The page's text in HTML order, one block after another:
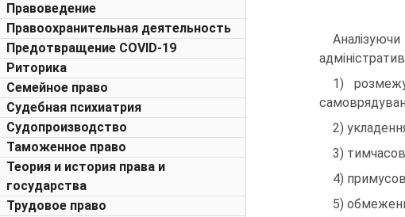
Правоведение
Правоохранительная деятельность
Предотвращение COVID-19
Риторика
Семейное право
Судебная психиатрия
Судопроизводство
Таможенное право
Теория и история права и
государства
Трудовое право
1)
2)
3)
4)
5)